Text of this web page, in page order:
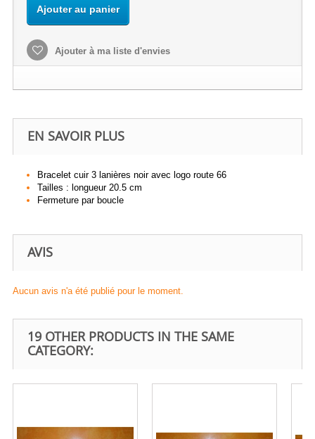
Ajouter au panier
Ajouter à ma liste d'envies
EN SAVOIR PLUS
Bracelet cuir 3 lanières noir avec logo route 66
Tailles : longueur 20.5 cm
Fermeture par boucle
AVIS
Aucun avis n'a été publié pour le moment.
19 OTHER PRODUCTS IN THE SAME
CATEGORY: